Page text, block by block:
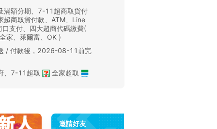
滿額分期、7-11超商取貨付
超商取貨付款、ATM、Line
口支付、四大超商代碼繳費(
家、萊爾富、OK )
/ 付款後，2026-08-11前完
、 7-11超取 全家超取
邀請好友